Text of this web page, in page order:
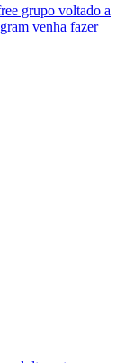
grupo voltado a
venha fazer